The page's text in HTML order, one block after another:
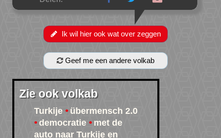
Ik wil hier ook wat over zeggen
Geef me een andere volkab
Zie ook volkab
Turkije
übermensch 2.0
democratie
met de
auto naar Turkije en